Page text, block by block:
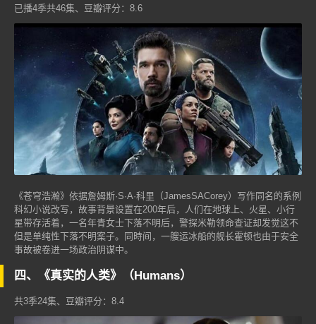
已播4季共46集、豆瓣评分：8.6
《苍穹浩瀚》依据詹姆斯·S·A·科里（JamesSACorey）写作同名的系例
科幻小说改写，故事背景设置在200年后，人们在地球上、火星、小行
星带存活着，一名年青女士下落不明后，警探米勒领命查证却发觉这不
但是单纯性下落不明案子。同時间，一艘运冰船的舰长霍顿也由于安全
事故被卷进一场政治阴谋中。
四、《真实的人类》（Humans）
共3季24集、豆瓣评分：8.4